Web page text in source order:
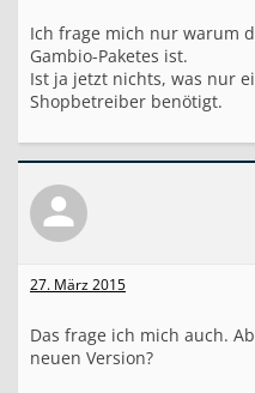
Ich frage mich nur warum
Gambio-Paketes ist.
Ist ja jetzt nichts, was nur
Shopbetreiber benötigt.
27. März 2015
Das frage ich mich auch.
neuen Version?